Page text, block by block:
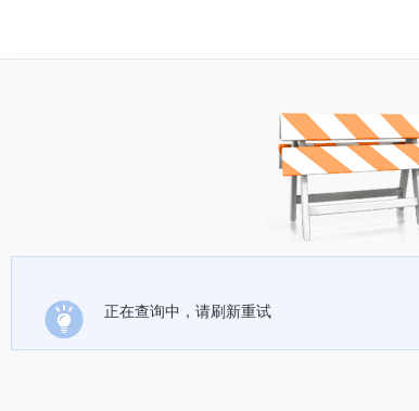
正在查询中，请刷新重试